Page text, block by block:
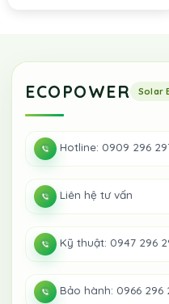
ECOPOWER
Hotline: 0909 296
Liên hệ tư vấn
Kỹ thuật: 0947 296
Bảo hành: 0966 296